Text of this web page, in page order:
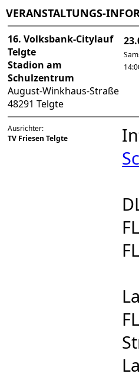
VERANSTALTUNGS-
16. Volksbank-Citylauf
Telgte
Stadion am
Schulzentrum
August-Winkhaus-Straße
48291 Telgte
Ausrichter:
TV Friesen Telgte